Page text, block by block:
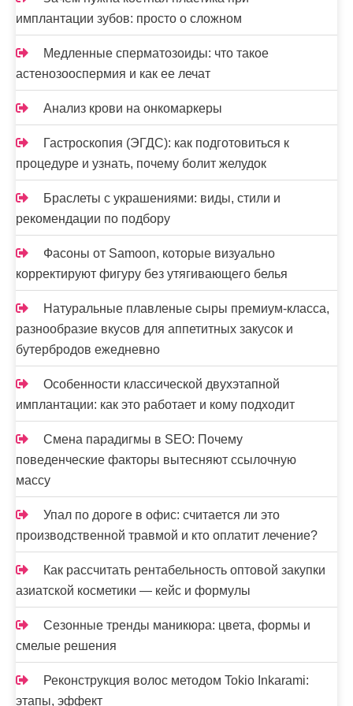
и
я
з
а
п
и
с
е
й
имплантации зубов: просто о сложном
Медленные сперматозоиды: что такое
астенозооспермия и как ее лечат
Анализ крови на онкомаркеры
Гастроскопия (ЭГДС): как подготовиться к
процедуре и узнать, почему болит желудок
Браслеты с украшениями: виды, стили и
рекомендации по подбору
Фасоны от Samoon, которые визуально
корректируют фигуру без утягивающего белья
Натуральные плавленые сыры премиум-класса,
разнообразие вкусов для аппетитных закусок и
бутербродов ежедневно
Особенности классической двухэтапной
имплантации: как это работает и кому подходит
Смена парадигмы в SEO: Почему
поведенческие факторы вытесняют ссылочную
массу
Упал по дороге в офис: считается ли это
производственной травмой и кто оплатит лечение?
Как рассчитать рентабельность оптовой закупки
азиатской косметики — кейс и формулы
Сезонные тренды маникюра: цвета, формы и
смелые решения
Реконструкция волос методом Tokio Inkarami:
этапы, эффект